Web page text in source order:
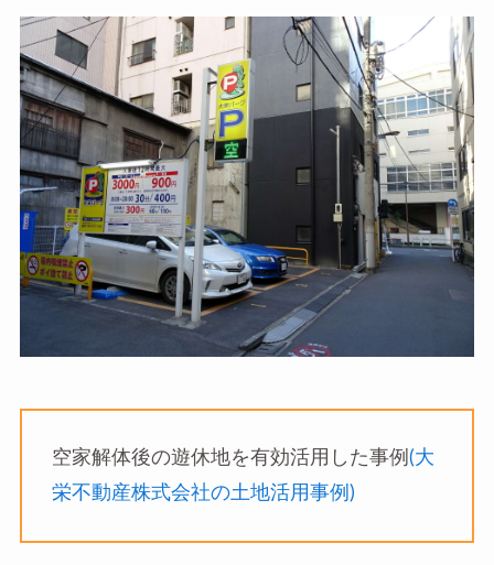
空家解体後の遊休地を有効活用した事例 (大
栄不動産株式会社の土地活用事例)